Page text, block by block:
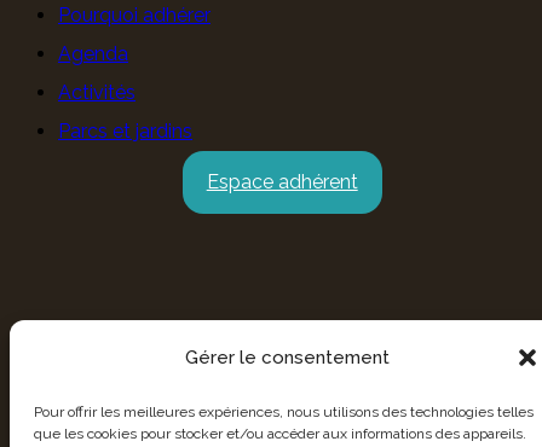
Gérer le consentement
Pour offrir les meilleures expériences, nous utilisons des technologies telles
que les cookies pour stocker et/ou accéder aux informations des appareils.
Pourquoi adhérer
Agenda
Activités
Parcs et jardins
Espace adhérent